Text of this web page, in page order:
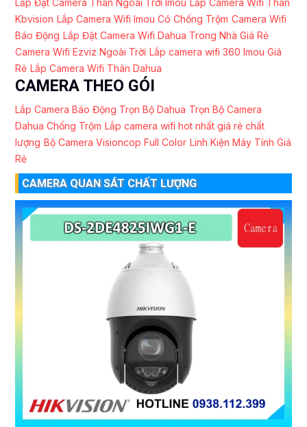
Lắp Đặt Camera Thân Ngoài Trời Imou Lắp Camera Wifi Thân
Kbvision Lắp Camera Wifi Imou Có Chống Trộm Camera Wifi
Báo Động Lắp Đặt Camera Wifi Dahua Trong Nhà Giá Rẻ
Camera Wifi Ezviz Ngoài Trời Lắp camera wifi 360 Imou Giá
Rẻ Lắp Camera Wifi Thân Dahua
CAMERA THEO GÓI
Lắp Camera Báo Động Trọn Bộ Dahua Trọn Bộ Camera
Dahua Chống Trộm Lắp camera wifi hot nhất giá rẻ chất
lượng Bộ Camera Visioncop Full Color Linh Kiện Máy Tính Giá
Rẻ
CAMERA QUAN SÁT CHẤT LƯỢNG